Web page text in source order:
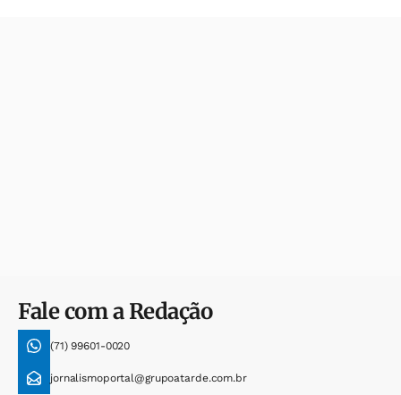
Fale com a Redação
(71) 99601-0020
jornalismoportal@grupoatarde.com.br